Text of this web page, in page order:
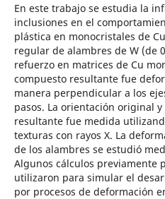
En este trabajo se estudia la
inclusiones en el
plástica en monocristales de
regular de alambres de W (de
refuerzo en matrices de Cu
compuesto resultante fue
manera perpendicular a los
pasos. La orientación original
resultante fue medida
texturas con rayos X. La
de los alambres se estudió
Algunos cálculos previamente
utilizaron para simular el
por procesos de deformación